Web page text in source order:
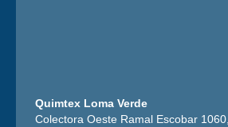
Quimtex Loma Verde
Colectora Oeste Ramal Escobar